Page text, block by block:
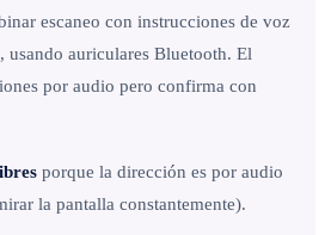
escaneo con instrucciones de voz
usando auriculares Bluetooth. El
por audio pero confirma con
porque la dirección es por audio
la pantalla constantemente).